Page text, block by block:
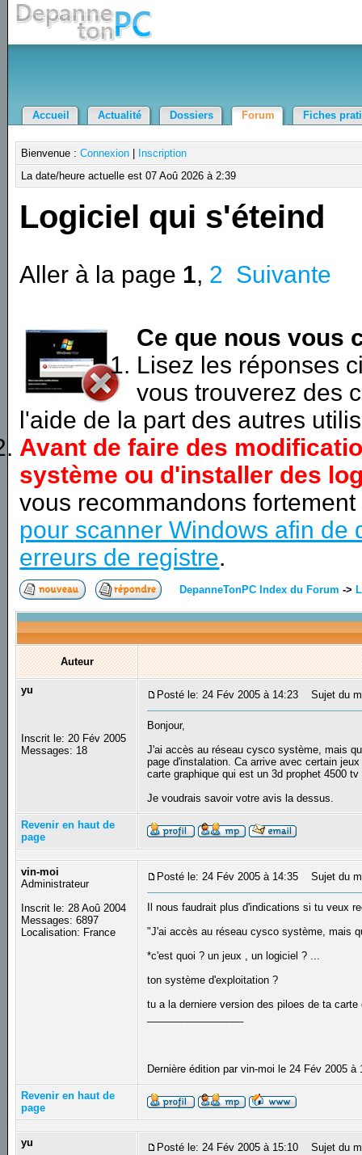
Accueil Actualité Dossiers Forum Fiches
Bienvenue :Connexion
Inscription
La date/heure actuelle est 07 Aoû 2026 à 2:39
Logiciel qui s'éteind
Aller à la page 1, 2 Suivante
Ce que nous vous
Lisez les réponses
vous trouverez des
l'aide de la part des autres
Avant de faire des
système ou d'installer des
vous recommandons
pour scanner Windows afin de
erreurs de registre.
DepanneTonPC Index du Forum ->
Auteur
yu
Inscrit le: 20 Fév 2005
Messages: 18
Posté le: 24 Fév 2005 à 14:23 Sujet du
Bonjour,
J'ai accès au réseau cysco système, mais
page d'instalation. Ca arrive avec certain
carte graphique qui est un 3d prophet 4500
Je voudrais savoir votre avis la dessus.
Revenir en haut de
page
vin-moi
Administrateur
Inscrit le: 28 Aoû 2004
Messages: 6897
Localisation: France
Posté le: 24 Fév 2005 à 14:35 Sujet du
Il nous faudrait plus d'indications si tu veux
"J'ai accès au réseau cysco système, mais
*c'est quoi ? un jeux , un logiciel ? ...
ton système d'exploitation ?
tu a la derniere version des piloes de ta
Dernière édition par vin-moi le 24 Fév 2005
Revenir en haut de
page
yu Posté le: 24 Fév 2005 à 15:10 Sujet du